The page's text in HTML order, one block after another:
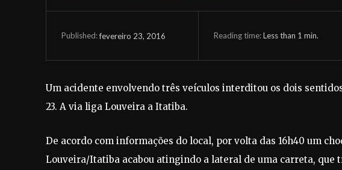
Published:fevereiro 23, 2016 Reading time:Less than 1 min.
Um acidente envolvendo três veículos interditou os dois
23. A via liga Louveira a Itatiba.
De acordo com informações do local, por volta das 16h40 um
Louveira/Itatiba acabou atingindo a lateral de uma carreta, que